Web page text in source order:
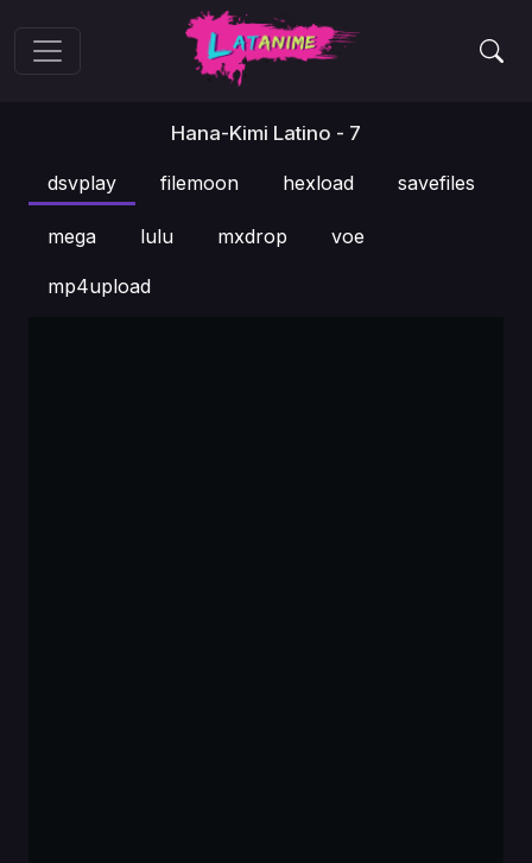
Hana-Kimi Latino - 7
dsvplay filemoon hexload savefiles
mega lulu mxdrop voe
mp4upload